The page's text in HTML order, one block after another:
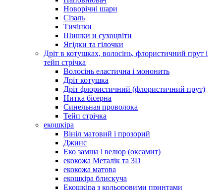
Новорічні шари
Сізаль
Тичінки
Шишки и сухоцвіти
Ягідки та гілочки
Дріт в котушках, волосінь, флористичний прут і
тейп стрічка
Волосінь еластична і мононить
Дріт котушка
Дріт флористичний (флористичний прут)
Нитка бісерна
Синельная проволока
Тейп стрічка
екошкіра
Вініл матовий і прозорий
Джинс
Еко замша і велюр (оксамит)
екокожа Металік та 3D
екокожа матова
екошкіра блискуча
Екошкіра з кольоровими принтами